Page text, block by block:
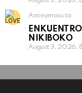
Anonymous to
NIKIBOKO
August 3, 2026,